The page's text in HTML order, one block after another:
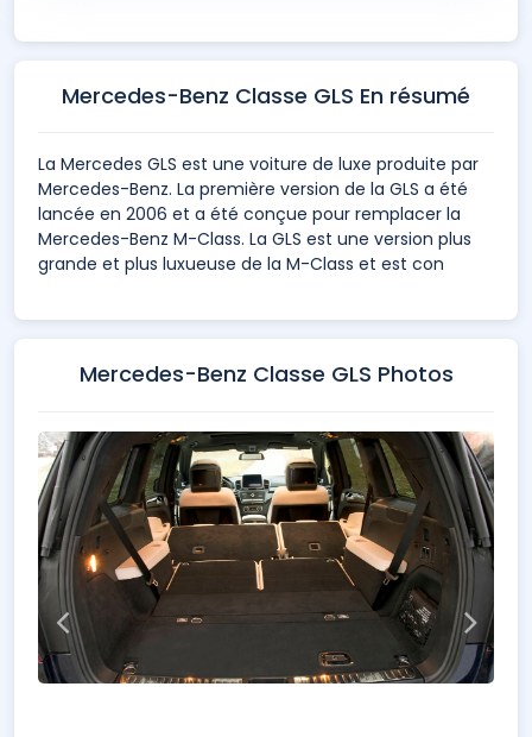
Mercedes-Benz Classe GLS En résumé
La Mercedes GLS est une voiture de luxe produite par
Mercedes-Benz. La première version de la GLS a été
lancée en 2006 et a été conçue pour remplacer la
Mercedes-Benz M-Class. La GLS est une version plus
grande et plus luxueuse de la M-Class et est con
Mercedes-Benz Classe GLS Photos